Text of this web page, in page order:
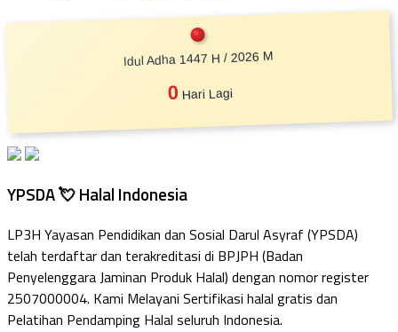
Idul Adha 1447 H / 2026 M
0 Hari Lagi
YPSDA 💘 Halal Indonesia
LP3H Yayasan Pendidikan dan Sosial Darul Asyraf (YPSDA)
telah terdaftar dan terakreditasi di BPJPH (Badan
Penyelenggara Jaminan Produk Halal) dengan nomor register
2507000004. Kami Melayani Sertifikasi halal gratis dan
Pelatihan Pendamping Halal seluruh Indonesia.